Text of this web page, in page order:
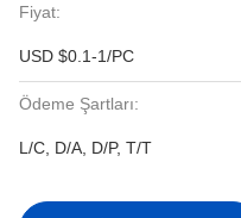
Fiyat:
USD $0.1-1/PC
Ödeme Şartları:
L/C, D/A, D/P, T/T